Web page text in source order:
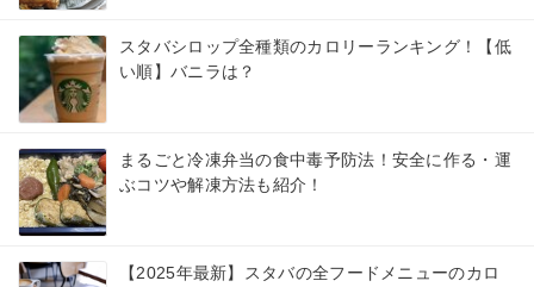
スタバシロップ全種類のカロリーランキング！【低
い順】バニラは？
まるごと冷凍弁当の食中毒予防法！安全に作る・運
ぶコツや解凍方法も紹介！
【2025年最新】スタバの全フードメニューのカロ